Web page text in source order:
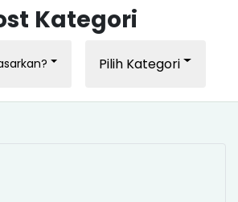
Kategori
Pilih Kategori